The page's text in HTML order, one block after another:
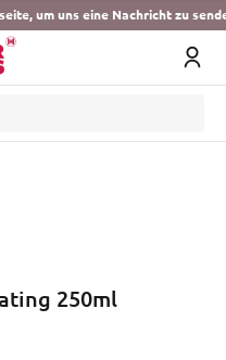
um uns eine Nachricht zu
250ml